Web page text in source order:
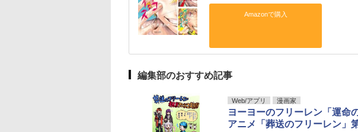
Amazonで購入
編集部のおすすめ記事
Web/アプリ 漫画家
ヨーヨーのフリーレン「運命
アニメ「葬送のフリーレン」